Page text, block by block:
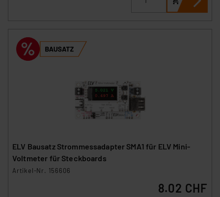
ELV Bausatz Strommessadapter SMA1 für ELV Mini-
Voltmeter für Steckboards
Artikel-Nr. 156606
8.02 CHF